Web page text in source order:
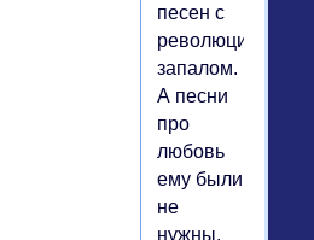
песен с
революционным
запалом.
А песни
про
любовь
ему были
не
нужны.